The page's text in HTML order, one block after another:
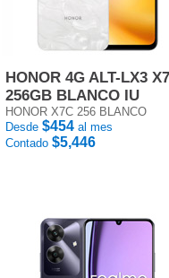
HONOR 4G ALT-LX3
256GB BLANCO IU
HONOR X7C 256 BLANCO
Desde $454 al mes
Contado $5,446